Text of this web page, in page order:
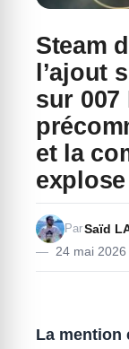
Steam
l’ajout
sur
et la
explose
24 mai 2026
ParSaïd
La mention